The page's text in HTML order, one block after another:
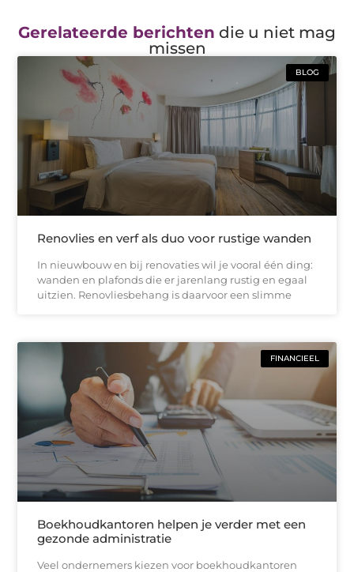
Gerelateerde berichten die u niet mag
missen
BLOG
Renovlies en verf als duo voor rustige wanden
In nieuwbouw en bij renovaties wil je vooral één ding:
wanden en plafonds die er jarenlang rustig en egaal
uitzien. Renovliesbehang is daarvoor een slimme
FINANCIEEL
Boekhoudkantoren helpen je verder met een
gezonde administratie
Veel ondernemers kiezen voor boekhoudkantoren